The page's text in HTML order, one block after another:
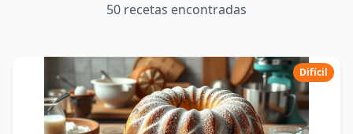
50 recetas encontradas
Difícil